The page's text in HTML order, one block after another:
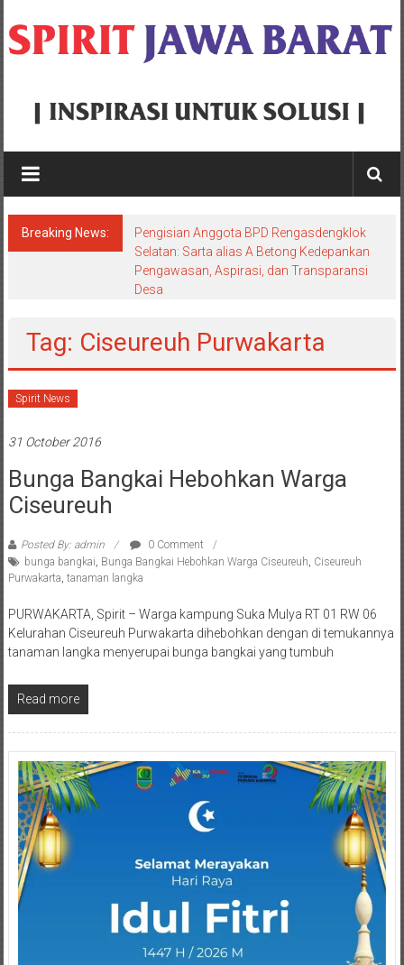
to
content
Spirit
Jawa
Barat
Inspirasi
Breaking News:
Pengisian Anggota BPD Rengasdengklok
Selatan: Sarta alias A Betong Kedepankan
Pengawasan, Aspirasi, dan Transparansi
Desa
Tag: Ciseureuh Purwakarta
Spirit News
31 October 2016
Bunga Bangkai Hebohkan Warga
Ciseureuh
Posted By: admin
0 Comment
bunga bangkai Bunga Bangkai Hebohkan Warga Ciseureuh Ciseureuh
Purwakarta tanaman langka
PURWAKARTA, Spirit – Warga kampung Suka Mulya RT 01 RW 06
Kelurahan Ciseureuh Purwakarta dihebohkan dengan di temukannya
tanaman langka menyerupai bunga bangkai yang tumbuh
Read more